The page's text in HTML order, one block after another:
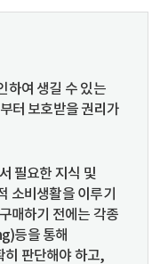
하여 생길 수 있는
터 보호받을 권리가
필요한 지식 및
소비생활을 이루기
매하기 전에는 각종
등을 통해
히 판단해야 하고,